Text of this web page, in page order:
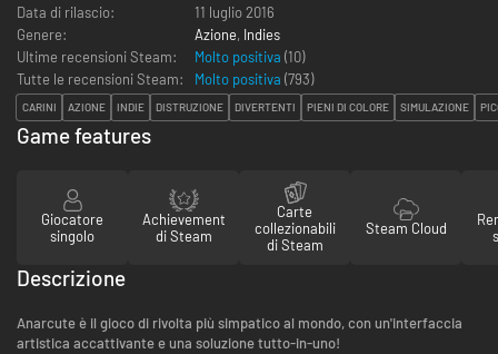
Data di rilascio:
11 luglio 2016
Genere:
Azione, Indies
Ultime recensioni Steam:
Molto positiva (10)
Tutte le recensioni Steam:
Molto positiva (793)
CARINI AZIONE INDIE DISTRUZIONE DIVERTENTI PIENI DI COLORE SIMULAZIONE
Game features
Giocatore
singolo
Achievement
di Steam
Carte
collezionabili
di Steam
Steam Cloud
Descrizione
Anarcute è il gioco di rivolta più simpatico al mondo, con un'interfaccia
artistica accattivante e una soluzione tutto-in-uno!